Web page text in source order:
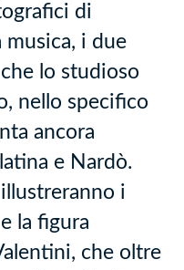
di
musica, i due
lo studioso
nello specifico
ancora
e Nardò.
i
la figura
che oltre